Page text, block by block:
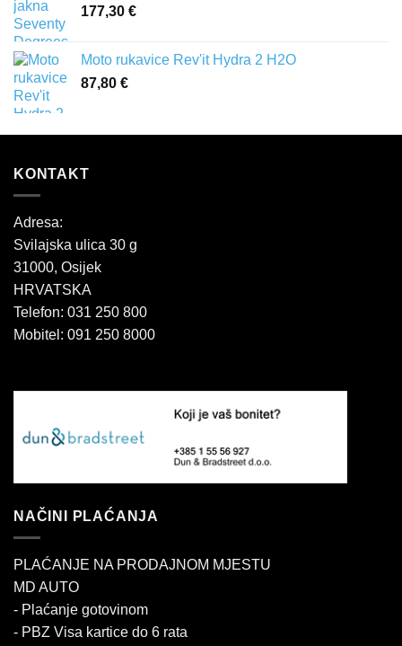
177,30 €
Moto rukavice Rev'it Hydra 2 H2O
87,80 €
KONTAKT
Adresa:
Svilajska ulica 30 g
31000, Osijek
HRVATSKA
Telefon: 031 250 800
Mobitel: 091 250 8000
NAČINI PLAĆANJA
PLAĆANJE NA PRODAJNOM MJESTU
MD AUTO
- Plaćanje gotovinom
- PBZ Visa kartice do 6 rata